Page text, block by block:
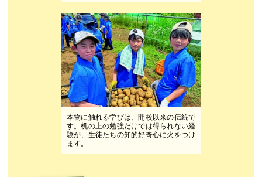
本物に触れる学びは、開校以来の伝統で
す。机の上の勉強だけでは得られない経
験が、生徒たちの知的好奇心に火をつけ
ます。